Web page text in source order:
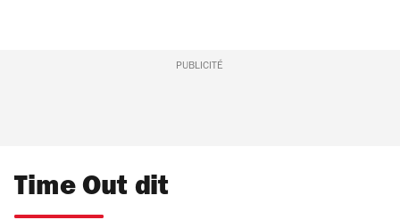
PUBLICITÉ
Time Out dit